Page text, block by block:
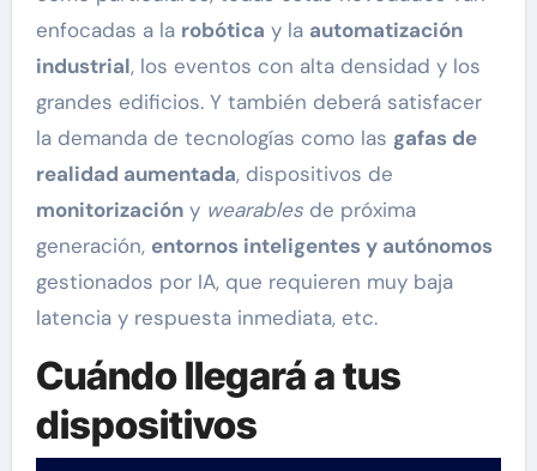
enfocadas a la robótica y la automatización
industrial, los eventos con alta densidad y los
grandes edificios. Y también deberá satisfacer
la demanda de tecnologías como las gafas de
realidad aumentada, dispositivos de
monitorizacióny wearablesde próxima
generación, entornos inteligentes y autónomos
gestionados por IA, que requieren muy baja
latencia y respuesta inmediata, etc.
Cuándo llegará a tus
dispositivos